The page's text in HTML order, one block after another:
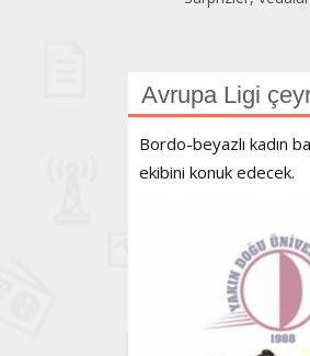
Avrupa Ligi
Bordo-beyazlı kadın
ekibini konuk edecek.